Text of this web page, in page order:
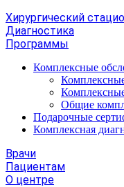
Хирургический
Диагностика
Программы
Комплексные
Общие
Подарочные
Комплексная
Врачи
Пациентам
О центре